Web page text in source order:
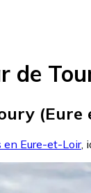
de
(Eure
en Eure-et-Loir,